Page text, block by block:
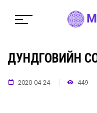
ДУНДГОВИЙН
2020-04-24 449